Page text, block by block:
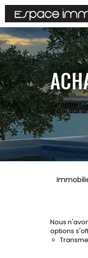
Sur notre
grâce aux
Nous
options